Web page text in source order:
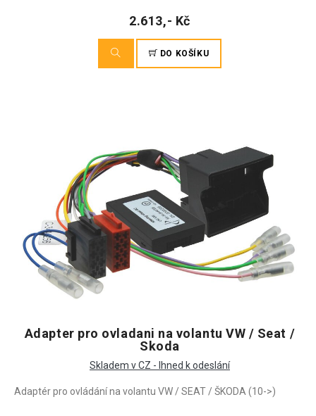
2.613,- Kč
DO KOŠÍKU
Adapter pro ovladani na volantu VW / Seat /
Skoda
Skladem v CZ - Ihned k odeslání
Adaptér pro ovládání na volantu VW / SEAT / ŠKODA (10->)